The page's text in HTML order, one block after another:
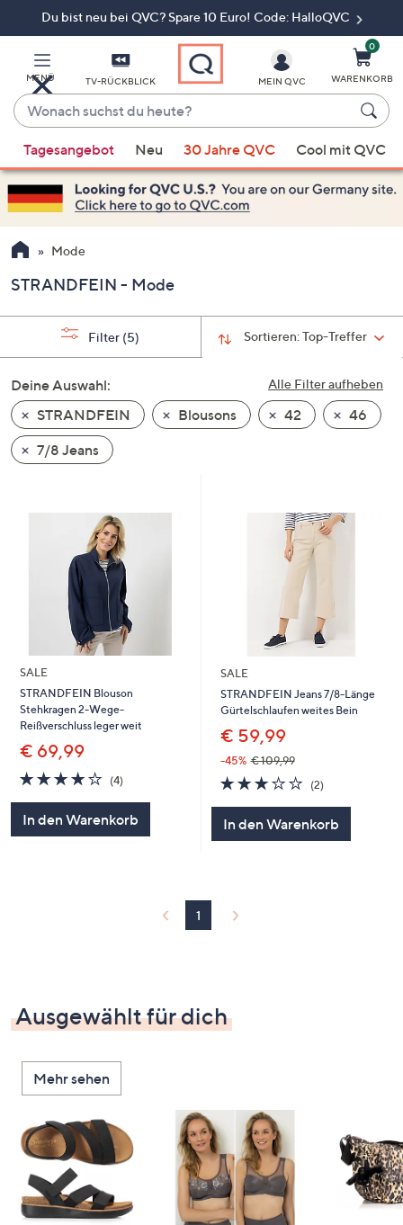
Du bist neu bei QVC? Spare 10 Euro! Code: HalloQVC
MENÜ TV-RÜCKBLICK
Wonach
suchst
du
heute?
Vorschläge
verfügbar
sind,
verwenden
Sie
Pfeiltasten
nach
und
nach
unten
oder
wischen
Sie
diese
anzuzeigen.
MEIN QVC
0
WARENKORB
Tagesangebot Neu 30 Jahre QVC Cool mit QVC
Mode
STRANDFEIN - Mode
Sortieren:Top-Treffer
Filter (5)
Alle Filter aufheben
Deine Auswahl:
STRANDFEIN
Blousons 42
46
7/8 Jeans
SALE
STRANDFEIN Blouson
Stehkragen 2-Wege-
Reißverschluss leger weit
€ 69,99
3.8
von
(4)4
In den Warenkorb
SALE
STRANDFEIN Jeans 7/8-Länge
Gürtelschlaufen weites Bein
€ 59,99
-45% € 109,99
3.0
von
(2)2
In den Warenkorb
1
Ausgewählt für dich
Mehr sehen